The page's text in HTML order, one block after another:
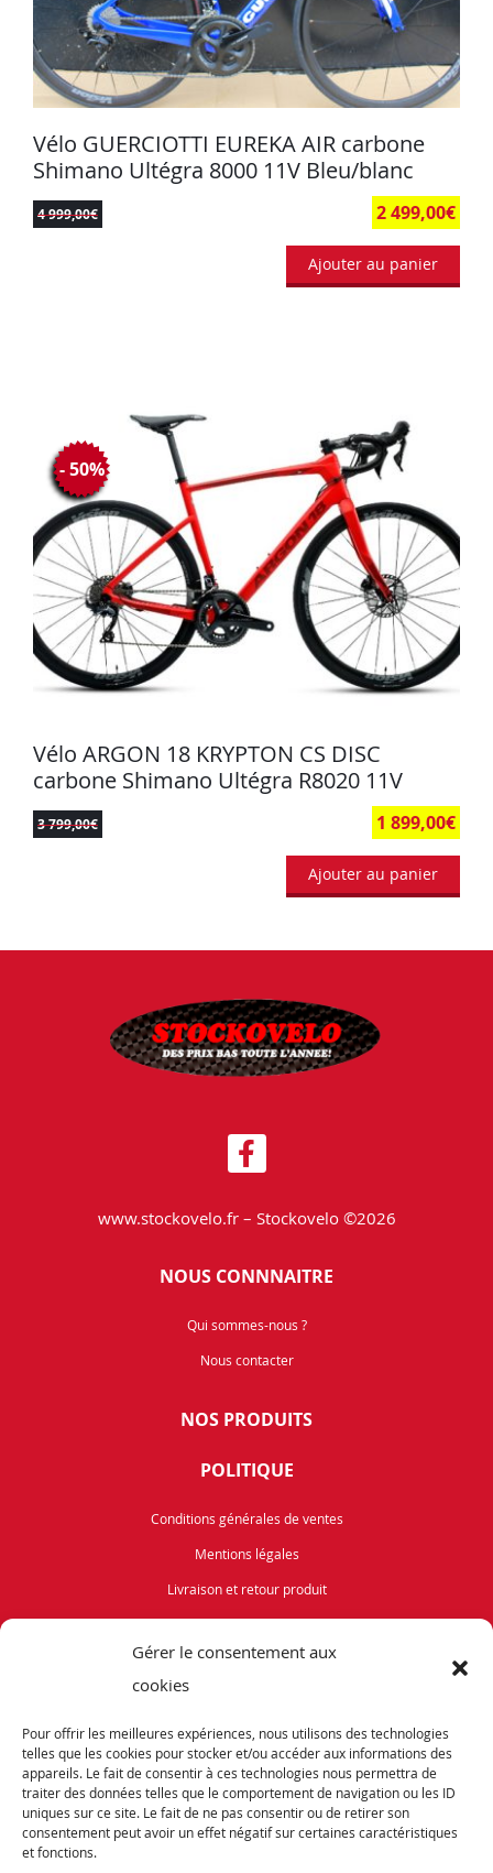
Gérer le consentement aux
cookies
Pour offrir les meilleures expériences, nous utilisons des technologies
telles que les cookies pour stocker et/ou accéder aux informations des
appareils. Le fait de consentir à ces technologies nous permettra de
traiter des données telles que le comportement de navigation ou les ID
uniques sur ce site. Le fait de ne pas consentir ou de retirer son
consentement peut avoir un effet négatif sur certaines caractéristiques
et fonctions.
Vélo GUERCIOTTI EUREKA AIR carbone
Shimano Ultégra 8000 11V Bleu/blanc
4 999,00€ 2 499,00€
Ajouter au panier
Vélo ARGON 18 KRYPTON CS DISC
carbone Shimano Ultégra R8020 11V
3 799,00€ 1 899,00€
- 50%
Ajouter au panier
www.stockovelo.fr – Stockovelo ©2026
NOUS CONNNAITRE
Qui sommes-nous ?
Nous contacter
NOS PRODUITS
POLITIQUE
Conditions générales de ventes
Mentions légales
Livraison et retour produit
Politique de cookies (UE)
Occasions
ABONNEZ-VOUS
Recevez notre newsletter et tenez vous informés de nos dernières offres et